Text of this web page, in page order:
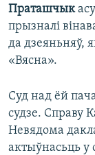
Праташчык
прызналі
да дзеяньняў,
«Вясна».
Суд над ёй
судзе. Справу
Невядома
актыўнасьць у